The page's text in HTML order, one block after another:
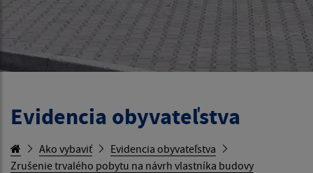
Evidencia obyvateľstva
Ako vybaviť
Evidencia obyvateľstva
Zrušenie trvalého pobytu na návrh vlastníka budovy